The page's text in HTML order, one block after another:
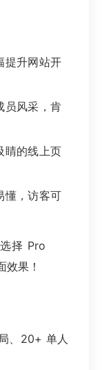
提升网站开
员风采，肯
睛的线上页
懂，访客可
择 Pro
果！
、20+ 单人